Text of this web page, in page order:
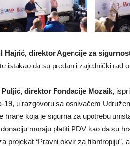
Hajrić, direktor Agencije za
istakao da su predan i zajednički rad
Puljić, direktor Fondacije Mozaik,
19, u razgovoru sa osnivačem
hrane koja je sigurna za upotrebu
moraju platiti PDV kao da su
projekat “Pravni okvir za filantropiju”,